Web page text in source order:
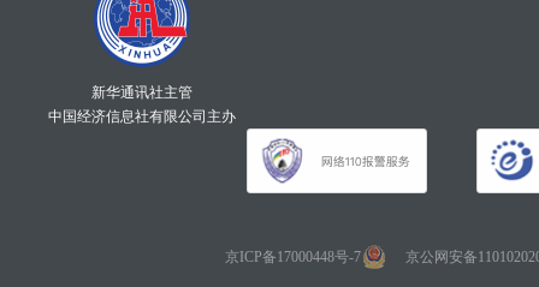
新华通讯社主管
中国经济信息社有限公司主办
京ICP备17000448号-7 京公网安备